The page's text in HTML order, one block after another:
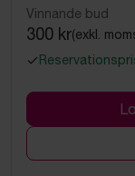
Vinnande bud
300 kr(exkl.